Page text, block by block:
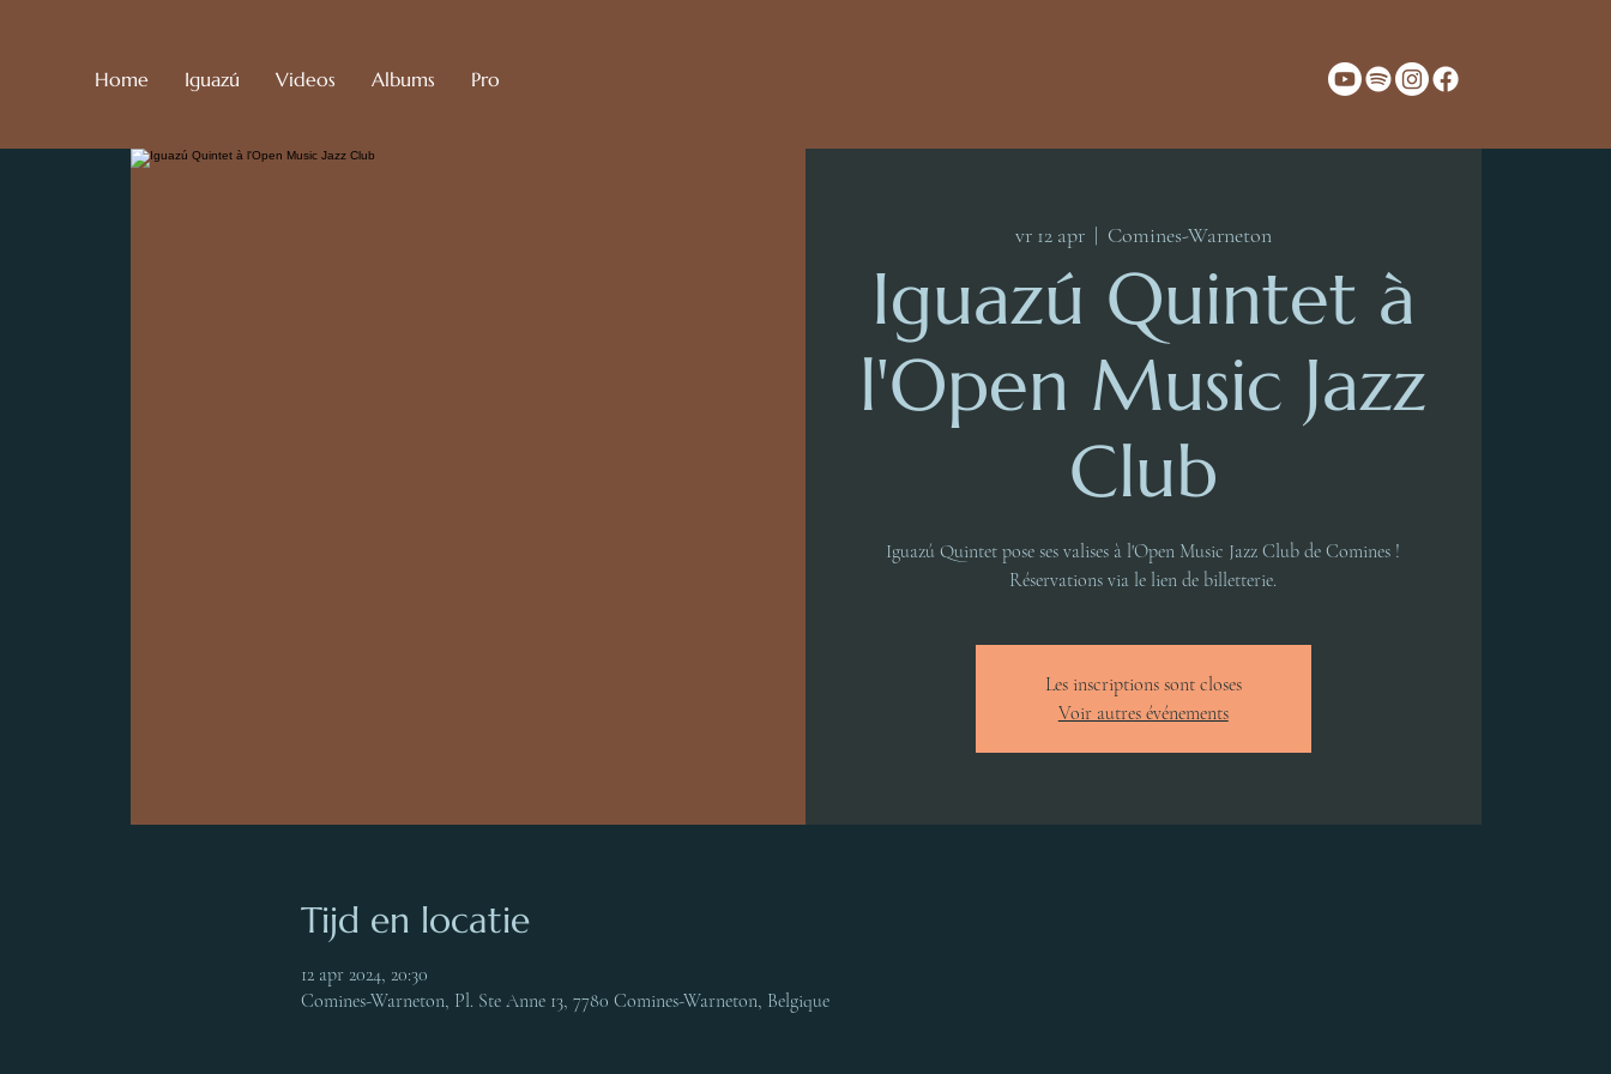
Home Iguazú Videos Albums Pro
vr 12 apr
  |
Comines-Warneton
Iguazú Quintet à
l'Open Music Jazz
Club
Iguazú Quintet pose ses valises à l'Open Music Jazz Club de Comines !
Réservations via le lien de billetterie.
Les inscriptions sont closes
Voir autres événements
Tijd en locatie
12 apr 2024, 20:30
Comines-Warneton, Pl. Ste Anne 13, 7780 Comines-Warneton, Belgique